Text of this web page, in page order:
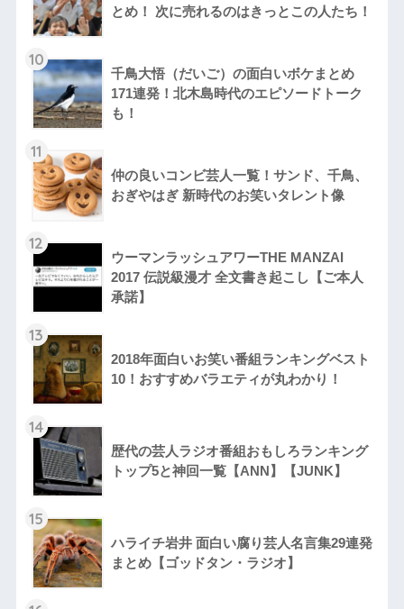
とめ！ 次に売れるのはきっとこの人たち！
10
千鳥大悟（だいご）の面白いボケまとめ
171連発！北木島時代のエピソードトーク
も！
11
仲の良いコンビ芸人一覧！サンド、千鳥、
おぎやはぎ 新時代のお笑いタレント像
12
ウーマンラッシュアワーTHE MANZAI
2017 伝説級漫才 全文書き起こし【ご本人
承諾】
13
2018年面白いお笑い番組ランキングベスト
10！おすすめバラエティが丸わかり！
14
歴代の芸人ラジオ番組おもしろランキング
トップ5と神回一覧【ANN】【JUNK】
15
ハライチ岩井 面白い腐り芸人名言集29連発
まとめ【ゴッドタン・ラジオ】